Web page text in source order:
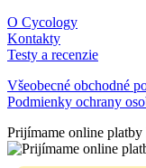
O Cycology
Kontakty
Testy a recenzie
Všeobecné obchodné
Podmienky ochrany
Prijímame online platby